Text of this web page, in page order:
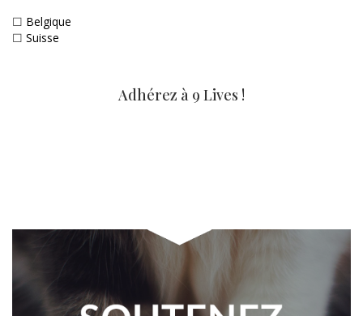
☐ Belgique
☐ Suisse
Adhérez à 9 Lives !